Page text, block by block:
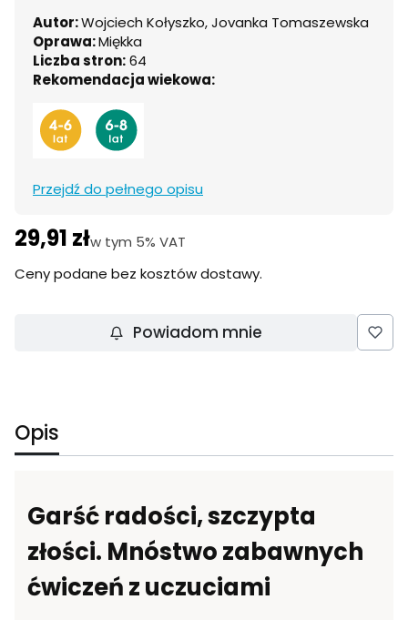
Autor:Wojciech Kołyszko, Jovanka Tomaszewska
Oprawa:Miękka
Liczba stron:64
Rekomendacja wiekowa:
Przejdź do pełnego opisu
Cena
29,91 złw tym 5% VAT
w tym 5% VAT
Ceny podane bez kosztów dostawy.
Powiadom mnie
Opis
Garść radości, szczypta
złości. Mnóstwo zabawnych
ćwiczeń z uczuciami